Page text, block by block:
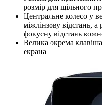
розмір для щільного
Центральне колесо у
міжлінзову відстань,
фокусну відстань
Велика окрема
екрана